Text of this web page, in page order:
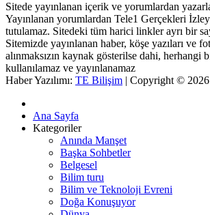
Sitede yayınlanan içerik ve yorumlardan
Yayınlanan yorumlardan Tele1 Gerçekleri
tutulamaz. Sitedeki tüm harici linkler ayrı bir
Sitemizde yayınlanan haber, köşe yazıları ve
alınmaksızın kaynak gösterilse dahi, herhangi
kullanılamaz ve yayınlanamaz
Haber Yazılımı: TE Bilişim | Copyright © 2026
Ana Sayfa
Kategoriler
Anında Manşet
Başka Sohbetler
Belgesel
Bilim turu
Bilim ve Teknoloji Evreni
Doğa Konuşuyor